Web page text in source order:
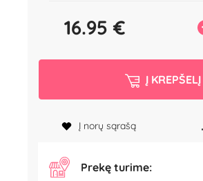
16.95 €
Į KREPŠELĮ
Į norų sąrašą
Prekę turime: